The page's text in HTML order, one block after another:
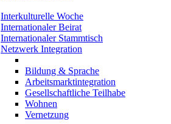
Interkulturelle Woche
Internationaler Beirat
Internationaler Stammtisch
Netzwerk Integration
Bildung & Sprache
Arbeitsmarktintegration
Gesellschaftliche Teilhabe
Wohnen
Vernetzung